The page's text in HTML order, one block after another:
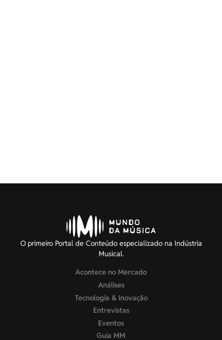
O primeiro Portal de Conteúdo especializado na Indústria
Musical.
Acontece no Mercado
Análises
Tecnologia & Inovação
Entrevistas
Eventos
Guia MM